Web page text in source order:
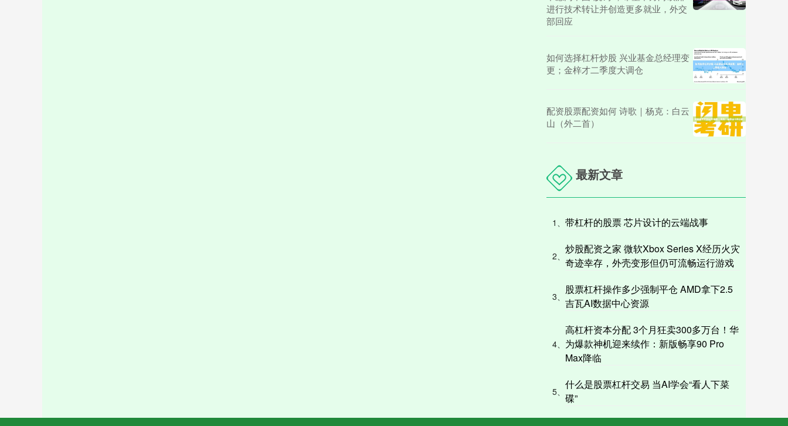
进行技术转让并创造更多就业，外交
部回应
如何选择杠杆炒股 兴业基金总经理变
更；金梓才二季度大调仓
配资股票配资如何 诗歌｜杨克：白云
山（外二首）
最新文章
1、 带杠杆的股票 芯片设计的云端战事
2、
炒股配资之家 微软Xbox Series X经历火灾
奇迹幸存，外壳变形但仍可流畅运行游戏
3、
股票杠杆操作多少强制平仓 AMD拿下2.5
吉瓦AI数据中心资源
4、
高杠杆资本分配 3个月狂卖300多万台！华
为爆款神机迎来续作：新版畅享90 Pro
Max降临
5、
什么是股票杠杆交易 当AI学会“看人下菜
碟”